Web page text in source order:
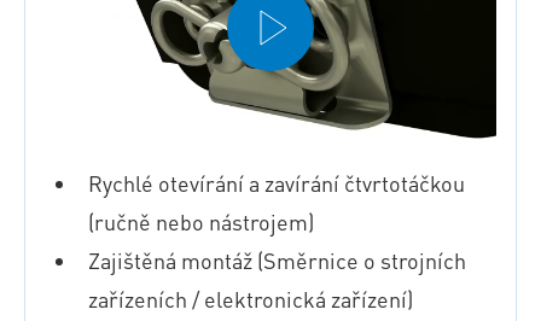
Rychlé otevírání a zavírání čtvrtotáčkou
(ručně nebo nástrojem)
Zajištěná montáž (Směrnice o strojních
zařízeních / elektronická zařízení)